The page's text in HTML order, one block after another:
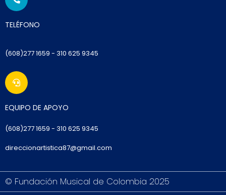
TELÉFONO
(608)277 1659 - 310 625 9345
EQUIPO DE APOYO
(608)277 1659 - 310 625 9345
direccionartistica87@gmail.com
© Fundación Musical de Colombia 2025